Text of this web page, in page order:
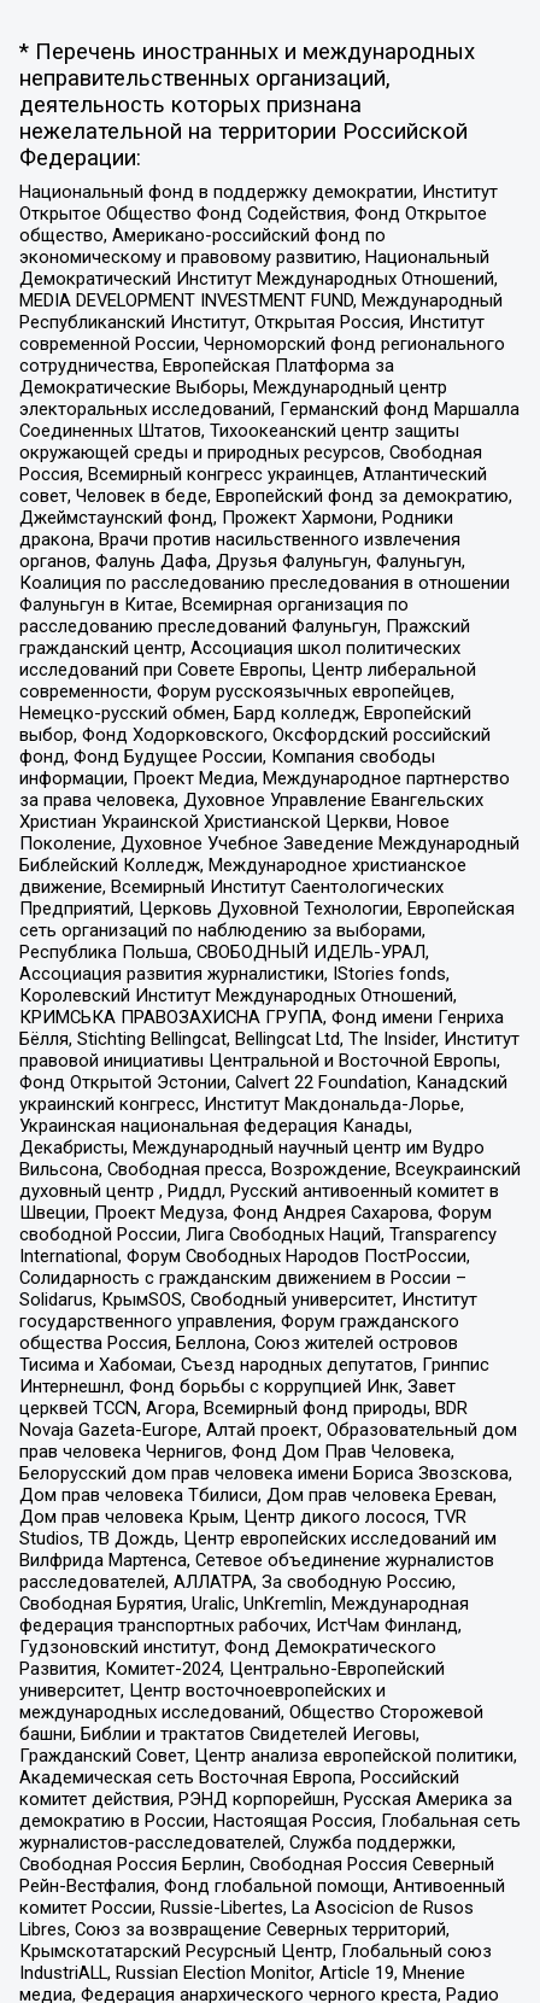
* Перечень иностранных и международных
неправительственных организаций,
деятельность которых признана
нежелательной на территории Российской
Федерации:
Национальный фонд в поддержку демократии, Институт
Открытое Общество Фонд Содействия, Фонд Открытое
общество, Американо-российский фонд по
экономическому и правовому развитию, Национальный
Демократический Институт Международных Отношений,
MEDIA DEVELOPMENT INVESTMENT FUND, Международный
Республиканский Институт, Открытая Россия, Институт
современной России, Черноморский фонд регионального
сотрудничества, Европейская Платформа за
Демократические Выборы, Международный центр
электоральных исследований, Германский фонд Маршалла
Соединенных Штатов, Тихоокеанский центр защиты
окружающей среды и природных ресурсов, Свободная
Россия, Всемирный конгресс украинцев, Атлантический
совет, Человек в беде, Европейский фонд за демократию,
Джеймстаунский фонд, Прожект Хармони, Родники
дракона, Врачи против насильственного извлечения
органов, Фалунь Дафа, Друзья Фалуньгун, Фалуньгун,
Коалиция по расследованию преследования в отношении
Фалуньгун в Китае, Всемирная организация по
расследованию преследований Фалуньгун, Пражский
гражданский центр, Ассоциация школ политических
исследований при Совете Европы, Центр либеральной
современности, Форум русскоязычных европейцев,
Немецко-русский обмен, Бард колледж, Европейский
выбор, Фонд Ходорковского, Оксфордский российский
фонд, Фонд Будущее России, Компания свободы
информации, Проект Медиа, Международное партнерство
за права человека, Духовное Управление Евангельских
Христиан Украинской Христианской Церкви, Новое
Поколение, Духовное Учебное Заведение Международный
Библейский Колледж, Международное христианское
движение, Всемирный Институт Саентологических
Предприятий, Церковь Духовной Технологии, Европейская
сеть организаций по наблюдению за выборами,
Республика Польша, СВОБОДНЫЙ ИДЕЛЬ-УРАЛ,
Ассоциация развития журналистики, IStories fonds,
Королевский Институт Международных Отношений,
КРИМСЬКА ПРАВОЗАХИСНА ГРУПА, Фонд имени Генриха
Бёлля, Stichting Bellingcat, Bellingcat Ltd, The Insider, Институт
правовой инициативы Центральной и Восточной Европы,
Фонд Открытой Эстонии, Calvert 22 Foundation, Канадский
украинский конгресс, Институт Макдональда-Лорье,
Украинская национальная федерация Канады,
Декабристы, Международный научный центр им Вудро
Вильсона, Свободная пресса, Возрождение, Всеукраинский
духовный центр , Риддл, Русский антивоенный комитет в
Швеции, Проект Медуза, Фонд Андрея Сахарова, Форум
свободной России, Лига Свободных Наций, Transparеncy
International, Форум Свободных Народов ПостРоссии,
Солидарность с гражданским движением в России –
Solidarus, КрымSOS, Свободный университет, Институт
государственного управления, Форум гражданского
общества Россия, Беллона, Союз жителей островов
Тисима и Хабомаи, Съезд народных депутатов, Гринпис
Интернешнл, Фонд борьбы с коррупцией Инк, Завет
церквей TCCN, Агора, Всемирный фонд природы, BDR
Novaja Gazeta-Europe, Алтай проект, Образовательный дом
прав человека Чернигов, Фонд Дом Прав Человека,
Белорусский дом прав человека имени Бориса Звозскова,
Дом прав человека Тбилиси, Дом прав человека Ереван,
Дом прав человека Крым, Центр дикого лосося, TVR
Studios, ТВ Дождь, Центр европейских исследований им
Вилфрида Мартенса, Сетевое объединение журналистов
расследователей, АЛЛАТРА, За свободную Россию,
Свободная Бурятия, Uralic, UnKremlin, Международная
федерация транспортных рабочих, ИстЧам Финланд,
Гудзоновский институт, Фонд Демократического
Развития, Комитет-2024, Центрально-Европейский
университет, Центр восточноевропейских и
международных исследований, Общество Сторожевой
башни, Библии и трактатов Свидетелей Иеговы,
Гражданский Совет, Центр анализа европейской политики,
Академическая сеть Восточная Европа, Российский
комитет действия, РЭНД корпорейшн, Русская Америка за
демократию в России, Настоящая Россия, Глобальная сеть
журналистов-расследователей, Служба поддержки,
Свободная Россия Берлин, Свободная Россия Северный
Рейн-Вестфалия, Фонд глобальной помощи, Антивоенный
комитет России, Russie-Libertes, La Asocicion de Rusos
Libres, Союз за возвращение Северных территорий,
Крымскотатарский Ресурсный Центр, Глобальный союз
IndustriALL, Russian Election Monitor, Article 19, Мнение
медиа, Федерация анархического черного креста, Радио